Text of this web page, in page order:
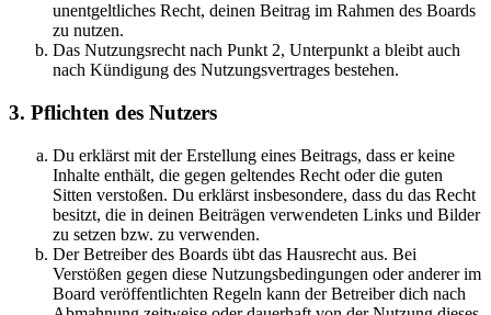
unentgeltliches Recht, deinen Beitrag im Rahmen des Boards
zu nutzen.
Das Nutzungsrecht nach Punkt 2, Unterpunkt a bleibt auch
nach Kündigung des Nutzungsvertrages bestehen.
3. Pflichten des Nutzers
Du erklärst mit der Erstellung eines Beitrags, dass er keine
Inhalte enthält, die gegen geltendes Recht oder die guten
Sitten verstoßen. Du erklärst insbesondere, dass du das Recht
besitzt, die in deinen Beiträgen verwendeten Links und Bilder
zu setzen bzw. zu verwenden.
Der Betreiber des Boards übt das Hausrecht aus. Bei
Verstößen gegen diese Nutzungsbedingungen oder anderer im
Board veröffentlichten Regeln kann der Betreiber dich nach